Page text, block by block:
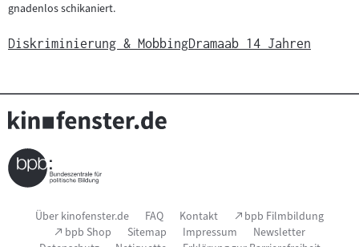
gnadenlos schikaniert.
Diskriminierung & MobbingDramaab 14 Jahren
Seitenfußnavigation
Über kinofenster.de FAQ Kontakt (Link
öffnet
im
bpb Filmbildung
(Link
öffnet
bpb Shop Sitemap Impressum
Newsletter